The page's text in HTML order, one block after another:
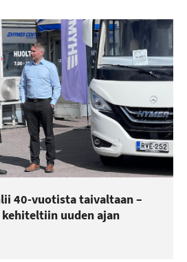
40-vuotista taivaltaan –
uuden ajan